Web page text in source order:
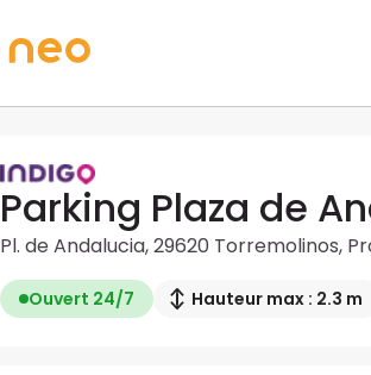
Parking Plaza de
Pl. de Andalucia, 29620 Torremolinos,
Ouvert 24/7 Hauteur max : 2.3 m